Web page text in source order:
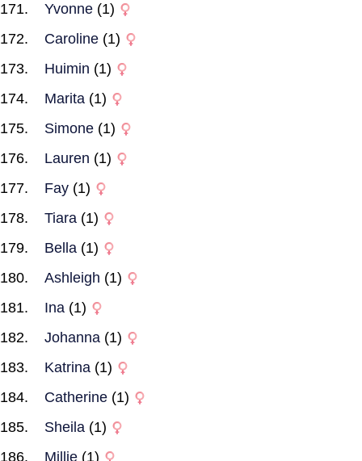
Yvonne (1)
Caroline (1)
Huimin (1)
Marita (1)
Simone (1)
Lauren (1)
Fay (1)
Tiara (1)
Bella (1)
Ashleigh (1)
Ina (1)
Johanna (1)
Katrina (1)
Catherine (1)
Sheila (1)
Millie (1)